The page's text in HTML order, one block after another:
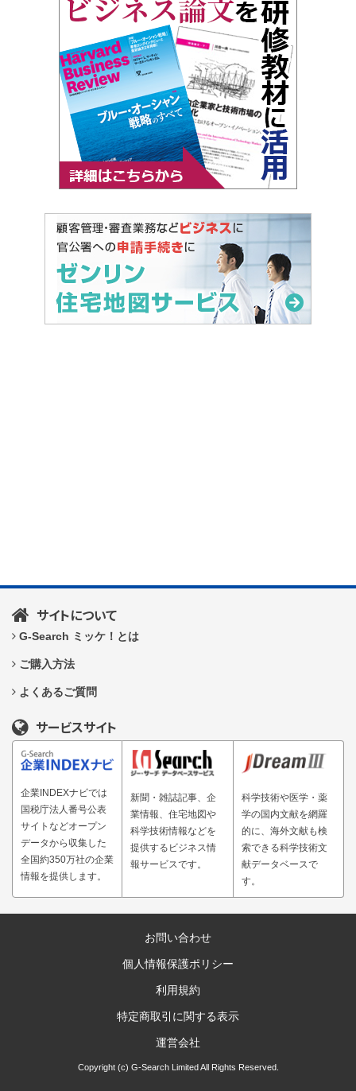
サイトについて
G-Search ミッケ！とは
ご購入方法
よくあるご質問
サービスサイト
企業INDEXナビでは
国税庁法人番号公表
サイトなどオープン
データから収集した
全国約350万社の企業
情報を提供します。
新聞・雑誌記事、企
業情報、住宅地図や
科学技術情報などを
提供するビジネス情
報サービスです。
科学技術や医学・薬
学の国内文献を網羅
的に、海外文献も検
索できる科学技術文
献データベースで
す。
お問い合わせ
個人情報保護ポリシー
利用規約
特定商取引に関する表示
運営会社
Copyright (c) G-Search Limited All Rights Reserved.